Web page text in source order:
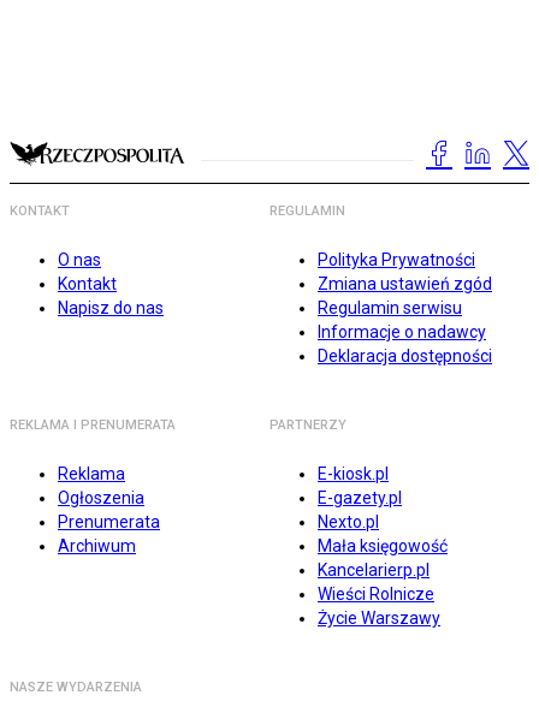
KONTAKT
O nas
Kontakt
Napisz do nas
REGULAMIN
Polityka Prywatności
Zmiana ustawień zgód
Regulamin serwisu
Informacje o nadawcy
Deklaracja dostępności
REKLAMA I PRENUMERATA
Reklama
Ogłoszenia
Prenumerata
Archiwum
PARTNERZY
E-kiosk.pl
E-gazety.pl
Nexto.pl
Mała księgowość
Kancelarierp.pl
Wieści Rolnicze
Życie Warszawy
NASZE WYDARZENIA